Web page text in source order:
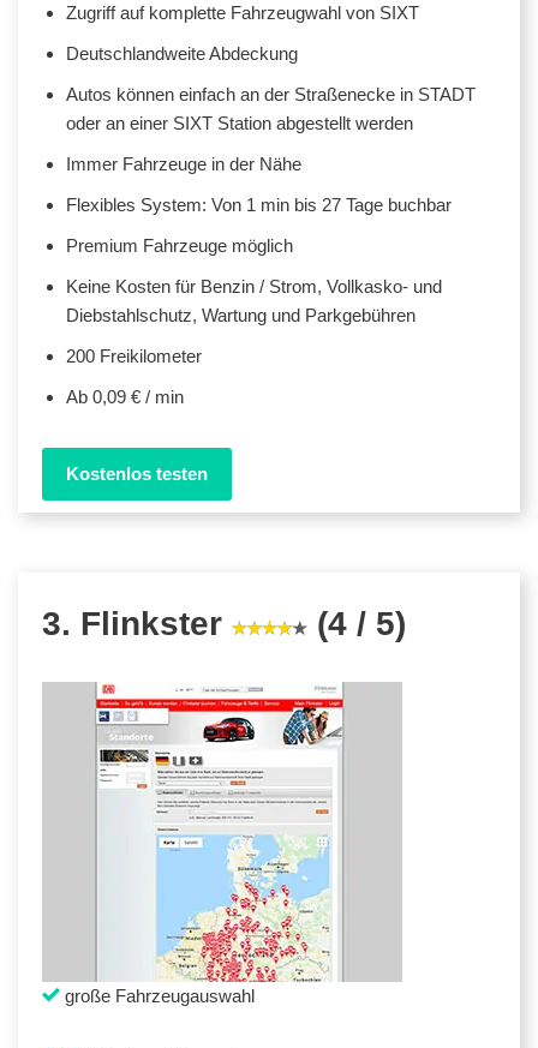
Zugriff auf komplette Fahrzeugwahl von SIXT
Deutschlandweite Abdeckung
Autos können einfach an der Straßenecke in STADT
oder an einer SIXT Station abgestellt werden
Immer Fahrzeuge in der Nähe
Flexibles System: Von 1 min bis 27 Tage buchbar
Premium Fahrzeuge möglich
Keine Kosten für Benzin / Strom, Vollkasko- und
Diebstahlschutz, Wartung und Parkgebühren
200 Freikilometer
Ab 0,09 € / min
Kostenlos testen
3. Flinkster (4 / 5)
große Fahrzeugauswahl